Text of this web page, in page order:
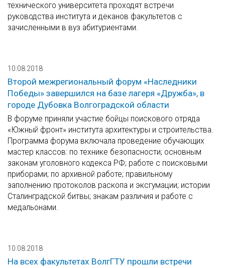
технического университета проходят встречи
руководства института и деканов факультетов с
зачисленными в вуз абитуриентами.
10.08.2018
Второй межрегиональный форум «Наследники
Победы» завершился на базе лагеря «Дружба», в
городе Дубовка Волгоградской области
В форуме приняли участие бойцы поискового отряда
«Южный фронт» института архитектуры и строительства.
Программа форума включала проведение обучающих
мастер классов: по технике безопасности; основным
законам уголовного кодекса РФ; работе с поисковыми
приборами; по архивной работе; правильному
заполнению протоколов раскопа и эксгумации; истории
Сталинградской битвы; знакам различия и работе с
медальонами.
10.08.2018
На всех факультетах ВолгГТУ прошли встречи